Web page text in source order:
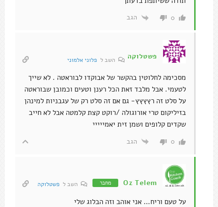
0 הגב
פשטלוקה השב ל פלוני אלמוני
מסכימה לחלוטין בהקשר של אבוקדו לבוראטה . לא שייך
לטעמי. אבל מלבד זאת הכל רענן וטעים וכמובן שבוראטה
על סלט זה רץץץץ- גם אם זה סלט רק של עגבניות למינהן
בזיליקום טרי אורוגולה /רוקט קצת קלמטה אבל לא חייב
שקדים קלופים ושמן זית יאמייייי
0 הגב
Oz Telem מחבר השב ל פשטלוקה
על טעם וריח… אני אוהב וזה הבלוג שלי